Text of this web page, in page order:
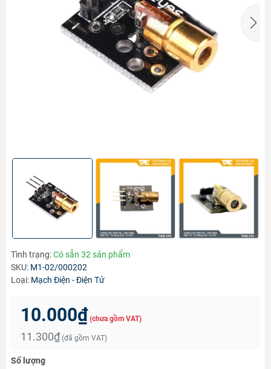
Tình trạng:Có sẵn 32 sản phẩm
SKU: M1-02/000202
Loại: Mạch Điện - Điện Tử
10.000₫ (chưa gồm VAT)
11.300₫ (đã gồm VAT)
Số lượng